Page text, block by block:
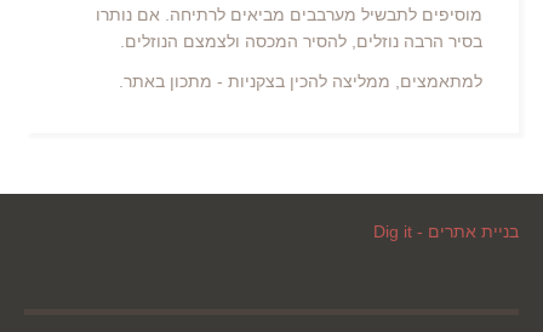
מוסיפים לתבשיל מערבבים מביאים לרתיחה. אם נותרו
בסיר הרבה נוזלים, להסיר המכסה ולצמצם הנוזלים.
למתאמצים, ממליצה להכין בצקניות - מתכון באתר.
בניית אתרים - Dig it